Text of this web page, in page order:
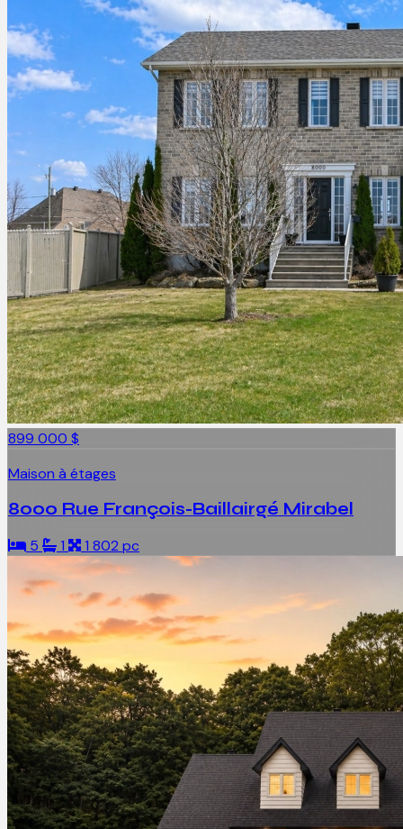
899 000 $
Maison à étages
8000 Rue François-Baillairgé Mirabel
5 1 1 802 pc